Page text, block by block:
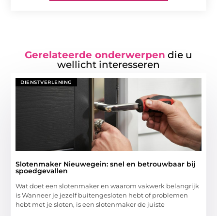
Gerelateerde onderwerpen die u
wellicht interesseren
DIENSTVERLENING
Slotenmaker Nieuwegein: snel en betrouwbaar bij
spoedgevallen
Wat doet een slotenmaker en waarom vakwerk belangrijk
is Wanneer je jezelf buitengesloten hebt of problemen
hebt met je sloten, is een slotenmaker de juiste